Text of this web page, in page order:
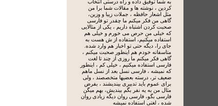
به شما توفیق داده و راه درستی انتخاب
کردین ، نوشته ها و مقالات شما برا من
مثل اشعار حافظه ، جملات زیبا و وزین،
گاهی من فکر میکنم ما چقدر تو فارسی
صحبت کردن اشتباه داریم ، یکی از مثالایی
که خیلی من حرص می خورم و خیلی هم
استفاده میکنیم، استفاده از ش هست به
جای را، دیگه حتی تو اخبار هم وارد شده.
متاسفانه خودم هم اینطور صحبت میکنم ،
گاهی فکر میکنم ما روزی از چند تا لغت
فارسی استفاده میکنیم ، خیلی کم ، اینطور
که نمیشه ، فارسی نسل بعد از نسل ماهم
ضعیف تر، درسته بعضیها متخصصند ، ولی
برای عموم باید تدبیری بیندیشند ، بفرض
مثال من به یه نفر بگم بیندیش، بهم میگن
فارسی بگو، فارسی روان دیگه زیادی روان
شده ، لغتی استفاده نمیشه